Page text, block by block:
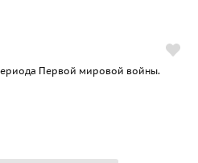
Первой мировой войны.